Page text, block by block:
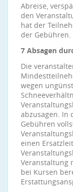
Abreise,
den
hat der
der Gebühren.
7 Absagen
Die
wegen
abzusagen. In
Gebühren
einen
Veranstaltung
bei Kursen